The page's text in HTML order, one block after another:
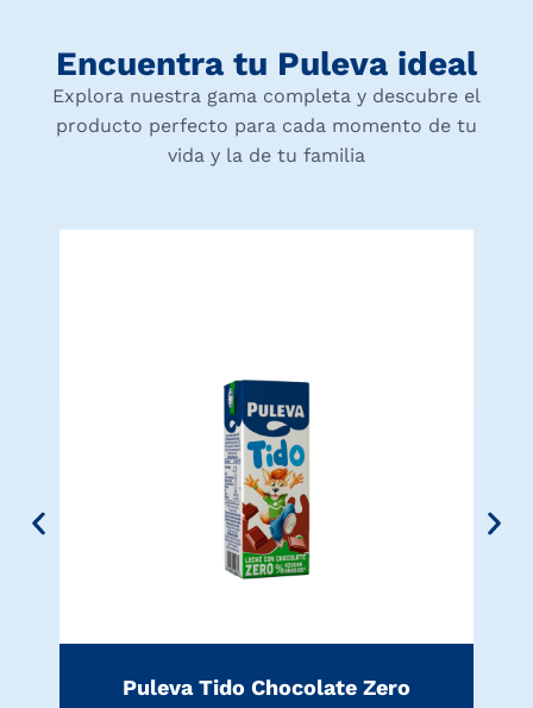
Encuentra tu Puleva ideal
Explora nuestra gama completa y descubre el
producto perfecto para cada momento de tu
vida y la de tu familia
Puleva Tido Chocolate Zero